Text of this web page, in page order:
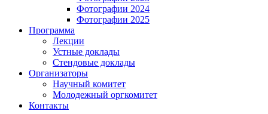
Фотографии 2024
Фотографии 2025
Программа
Лекции
Устные доклады
Стендовые доклады
Организаторы
Научный комитет
Молодежный оргкомитет
Контакты